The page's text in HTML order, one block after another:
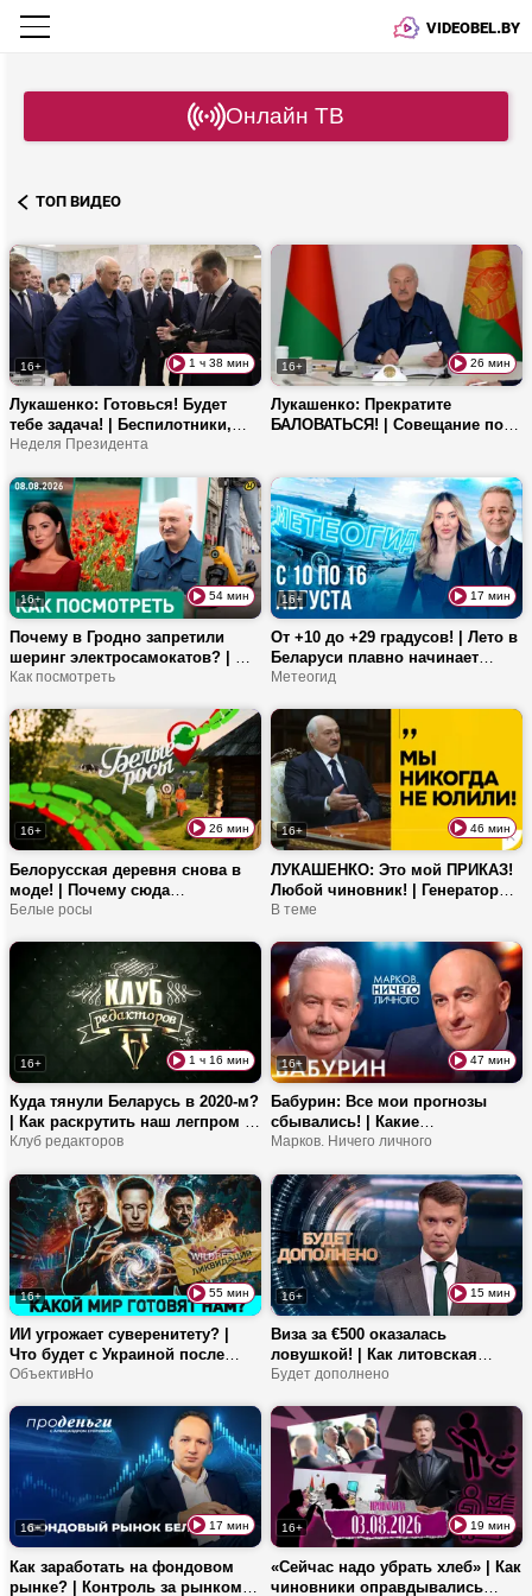
VIDEOBEL.BY
Онлайн ТВ
ТОП ВИДЕО
16+ 1 ч 38 мин
Лукашенко: Готовься! Будет
тебе задача! | Беспилотники,
бинокли и Алжир
Неделя Президента
16+ 26 мин
Лукашенко: Прекратите
БАЛОВАТЬСЯ! | Совещание по
16+ 54 мин
Почему в Гродно запретили
шеринг электросамокатов? | В
Беларуси мак и конопля под
восхождение на гору?
Как посмотреть
16+ 17 мин
От +10 до +29 градусов! | Лето в
Беларуси плавно начинает
заканчиваться? | Где можно
Как правильно посадить
клубнику?
Метеогид
16+ 26 мин
Белорусская деревня снова в
моде! | Почему сюда
возвращаются даже
хранят старые дома?
Белые росы
16+ 46 мин
ЛУКАШЕНКО: Это мой ПРИКАЗ!
Любой чиновник! | Генератор
стабильности, страх Европы и
В теме
16+ 1 ч 16 мин
Куда тянули Беларусь в 2020-м?
| Как раскрутить наш легпром в
соцсетях? | Двери НАТО
Клуб редакторов
16+ 47 мин
Бабурин: Все мои прогнозы
сбывались! | Какие
договоренности между
операция США в Иране
провалилась?
Марков. Ничего личного
16+ 55 мин
ИИ угрожает суверенитету? |
Что будет с Украиной после
СВО? | Почему Испанию
ОбъективНо
16+ 15 мин
Виза за €500 оказалась
ловушкой! | Как литовская
организация искала
Кто ответит за 115
пострадавших?
Будет дополнено
16+ 17 мин
Как заработать на фондовом
рынке? | Контроль за рынком
16+ 19 мин
«Сейчас надо убрать хлеб» | Как
чиновники оправдывались